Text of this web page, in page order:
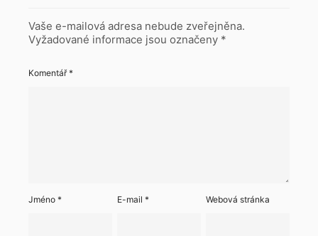
Vaše e-mailová adresa nebude zveřejněna.
Vyžadované informace jsou označeny *
Komentář*
Jméno * E-mail* Webová stránka